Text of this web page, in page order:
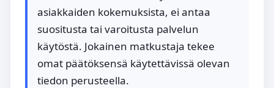
asiakkaiden kokemuksista, ei antaa
suositusta tai varoitusta palvelun
käytöstä. Jokainen matkustaja tekee
omat päätöksensä käytettävissä olevan
tiedon perusteella.